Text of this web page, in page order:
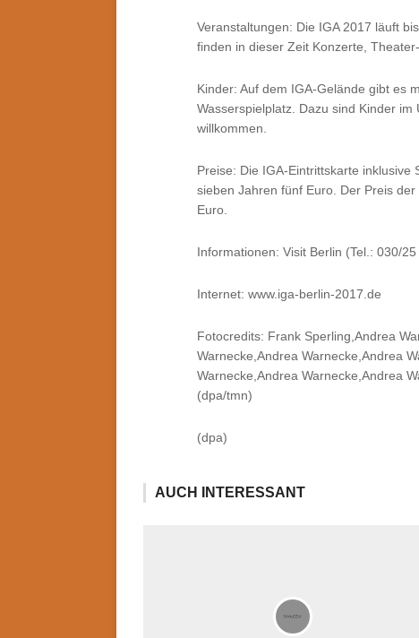
Veranstaltungen: Die IGA 2017 läuft
finden in dieser Zeit Konzerte,
Kinder: Auf dem IGA-Gelände gibt es
Wasserspielplatz. Dazu sind Kinder
willkommen.
Preise: Die IGA-Eintrittskarte
sieben Jahren fünf Euro. Der Preis
Euro.
Informationen: Visit Berlin (Tel.: 030/
Internet: www.iga-berlin-2017.de
Fotocredits: Frank Sperling,Andrea
Warnecke,Andrea Warnecke,Andrea
Warnecke,Andrea Warnecke,Andrea
(dpa/tmn)
(dpa)
AUCH INTERESSANT